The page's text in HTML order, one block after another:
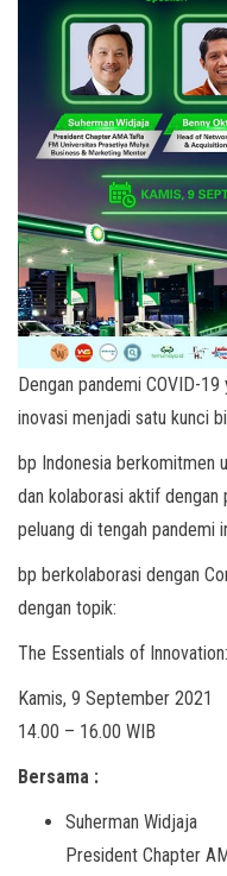
Dengan pandemi COVID-
inovasi menjadi satu kunci
bp Indonesia berkomitmen
dan kolaborasi aktif dengan
peluang di tengah pandemi
bp berkolaborasi dengan
dengan topik:
The Essentials of
Kamis, 9 September 2021
14.00 – 16.00 WIB
Bersama :
Suherman Widjaja
President Chapter